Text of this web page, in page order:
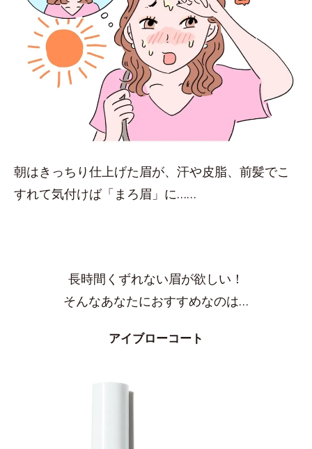
朝はきっちり仕上げた眉が、汗や皮脂、前髪でこ
すれて気付けば「まろ眉」に……
長時間くずれない眉が欲しい！
そんなあなたにおすすめなのは…
アイブローコート